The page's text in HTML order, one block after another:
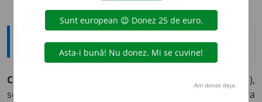
Enciclopedice
COURIER
(1772-1825),
scriitor francez. Elenist. Pamflete politice împotriva
Am donat deja.